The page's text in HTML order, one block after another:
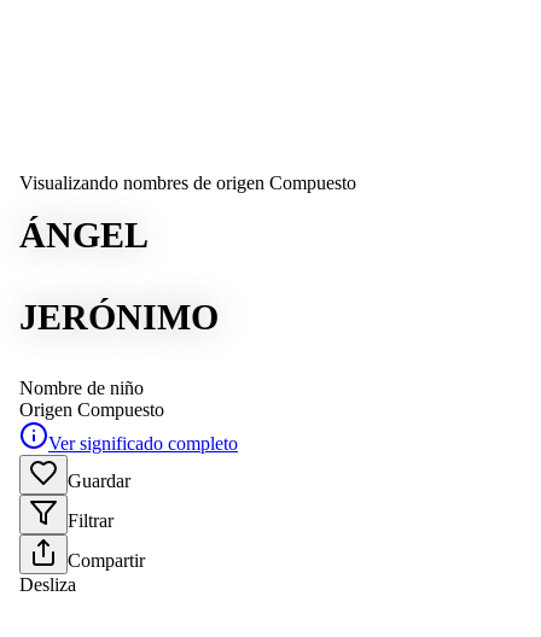
Visualizando nombres de origen Compuesto
ÁNGEL
JERÓNIMO
Nombre de niño
Origen Compuesto
Ver significado completo
Guardar
Filtrar
Compartir
Desliza